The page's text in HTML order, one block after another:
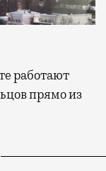
работают
прямо из